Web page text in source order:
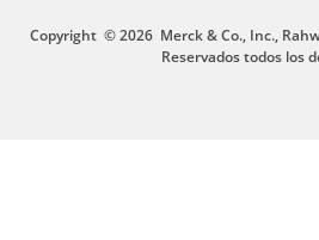
Copyright © 2026 Merck & Co., Inc.,
Reservados todos los